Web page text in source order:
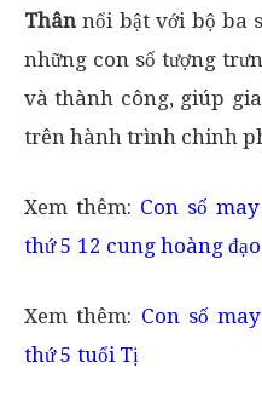
Thân nổi bật với bộ ba
những con số tượng
và thành công, giúp
trên hành trình chinh
Xem thêm: Con số
thứ 5 12 cung hoàng đạo
Xem thêm: Con số
thứ 5 tuổi Tị